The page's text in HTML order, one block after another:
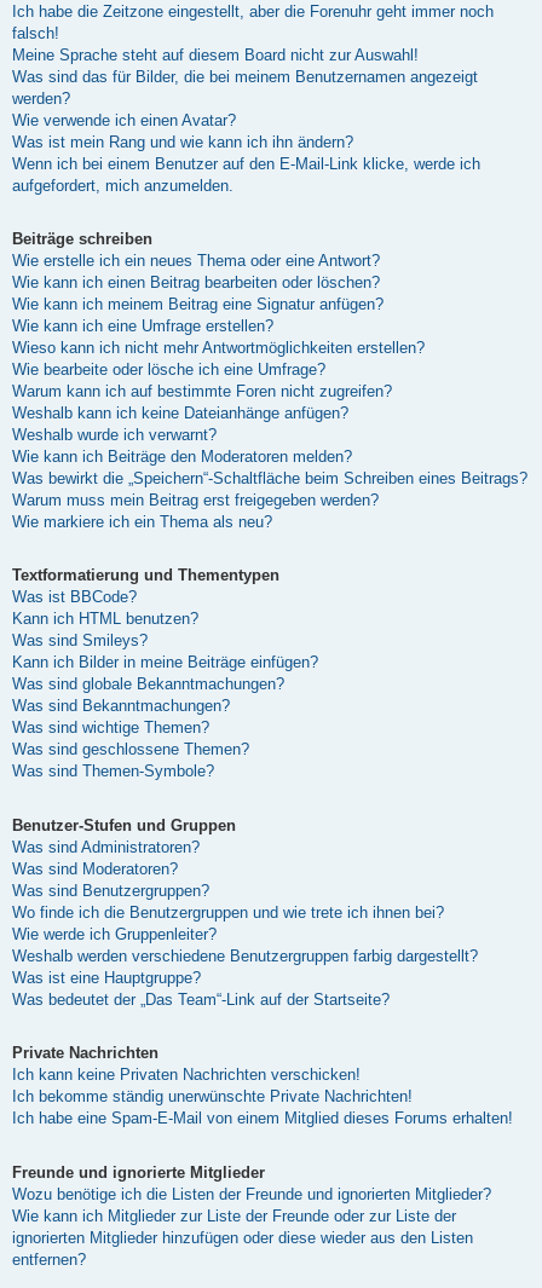
Ich habe die Zeitzone eingestellt, aber die Forenuhr geht immer noch
falsch!
Meine Sprache steht auf diesem Board nicht zur Auswahl!
Was sind das für Bilder, die bei meinem Benutzernamen angezeigt
werden?
Wie verwende ich einen Avatar?
Was ist mein Rang und wie kann ich ihn ändern?
Wenn ich bei einem Benutzer auf den E-Mail-Link klicke, werde ich
aufgefordert, mich anzumelden.
Beiträge schreiben
Wie erstelle ich ein neues Thema oder eine Antwort?
Wie kann ich einen Beitrag bearbeiten oder löschen?
Wie kann ich meinem Beitrag eine Signatur anfügen?
Wie kann ich eine Umfrage erstellen?
Wieso kann ich nicht mehr Antwortmöglichkeiten erstellen?
Wie bearbeite oder lösche ich eine Umfrage?
Warum kann ich auf bestimmte Foren nicht zugreifen?
Weshalb kann ich keine Dateianhänge anfügen?
Weshalb wurde ich verwarnt?
Wie kann ich Beiträge den Moderatoren melden?
Was bewirkt die „Speichern“-Schaltfläche beim Schreiben eines Beitrags?
Warum muss mein Beitrag erst freigegeben werden?
Wie markiere ich ein Thema als neu?
Textformatierung und Thementypen
Was ist BBCode?
Kann ich HTML benutzen?
Was sind Smileys?
Kann ich Bilder in meine Beiträge einfügen?
Was sind globale Bekanntmachungen?
Was sind Bekanntmachungen?
Was sind wichtige Themen?
Was sind geschlossene Themen?
Was sind Themen-Symbole?
Benutzer-Stufen und Gruppen
Was sind Administratoren?
Was sind Moderatoren?
Was sind Benutzergruppen?
Wo finde ich die Benutzergruppen und wie trete ich ihnen bei?
Wie werde ich Gruppenleiter?
Weshalb werden verschiedene Benutzergruppen farbig dargestellt?
Was ist eine Hauptgruppe?
Was bedeutet der „Das Team“-Link auf der Startseite?
Private Nachrichten
Ich kann keine Privaten Nachrichten verschicken!
Ich bekomme ständig unerwünschte Private Nachrichten!
Ich habe eine Spam-E-Mail von einem Mitglied dieses Forums erhalten!
Freunde und ignorierte Mitglieder
Wozu benötige ich die Listen der Freunde und ignorierten Mitglieder?
Wie kann ich Mitglieder zur Liste der Freunde oder zur Liste der
ignorierten Mitglieder hinzufügen oder diese wieder aus den Listen
entfernen?